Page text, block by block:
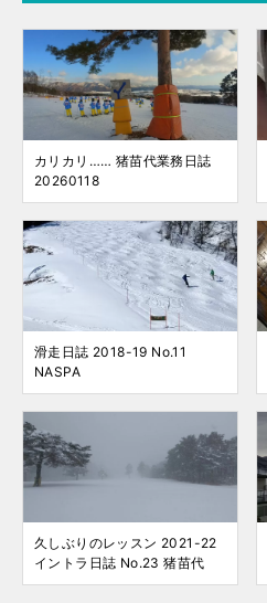
カリカリ…… 猪苗代業務日誌
20260118
滑走日誌 2018-19 No.11
NASPA
久しぶりのレッスン 2021-22
イントラ日誌 No.23 猪苗代